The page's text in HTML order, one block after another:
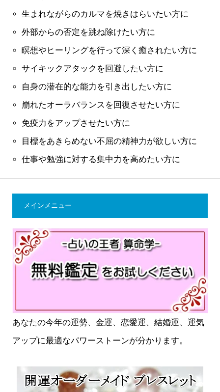
生まれながらのカルマを焼きはらいたい方に
外部からの否定を跳ね除けたい方に
瞑想やヒーリングを行って深く癒されたい方に
サイキックアタックを回避したい方に
自身の潜在的な能力を引き出したい方に
崩れたオーラバランスを回復させたい方に
免疫力をアップさせたい方に
目標をあきらめない不屈の精神力が欲しい方に
仕事や勉強に対する集中力を高めたい方に
メインメニュー
あなたの今年の運勢、金運、恋愛運、結婚運、運気
アップに最適なパワーストーンが分かります。